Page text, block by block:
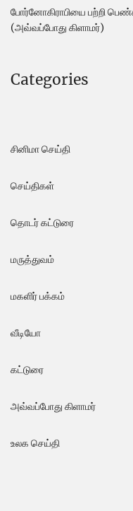
போர்னோகிராபியை பற்றி
(அவ்வப்போது கிளாமர்)
Categories
சினிமா செய்தி
செய்திகள்
தொடர் கட்டுரை
மருத்துவம்
மகளிர் பக்கம்
வீடியோ
கட்டுரை
அவ்வப்போது கிளாமர்
உலக செய்தி